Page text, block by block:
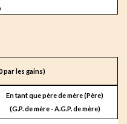
par les gains)
En tant que père de mère (Père)
(G.P. de mère - A.G.P. de mère)